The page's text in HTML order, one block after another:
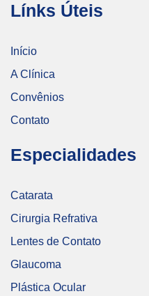
Línks Úteis
Início
A Clínica
Convênios
Contato
Especialidades
Catarata
Cirurgia Refrativa
Lentes de Contato
Glaucoma
Plástica Ocular